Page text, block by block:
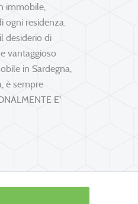
immobile,
residenza.
desiderio di
vantaggioso
in Sardegna,
è sempre
E'